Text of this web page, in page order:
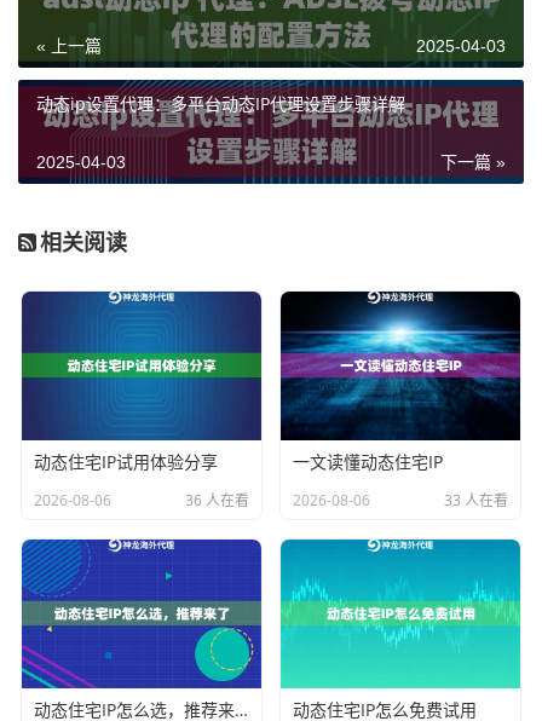
服务透明度的核心验证点
正规的动态IP代理公司会主动披露以下信息：
明确告知IP更换频率（小时/天）
使用协议类型 支持HTTP(S)/SOCKS5等协议说明
IP类型说明
神龙海外代理IP在用户控制台实时显示IP存活时间和使用
，并提供详细的协议接入文档，这种透明化运营模
式更值得信赖。
真正的动态IP代理必须做到 完全匿名，可通过以下方式
1. 访问ipcheck网站，确认返回的IP与代理IP一致
2. 检查HTTP头中的X-Forwarded-For字段是否包含真实I
P
3. 使用Wireshark抓包分析流量特征
« 上一篇 2025-04-03
动态ip设置代理：多平台动态IP代理设置步骤详解
下一篇 »
2025-04-03
相关阅读
动态住宅IP试用体验分享
2026-08-06 36 人在看
一文读懂动态住宅IP
2026-08-06 33 人在看
动态住宅IP怎么选，推荐来了 动态住宅IP怎么免费试用